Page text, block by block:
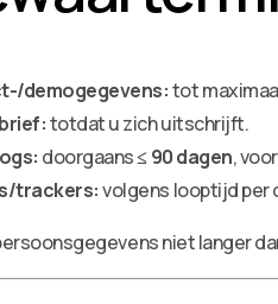
demogegevens:tot
totdat u zich uitschrijft.
doorgaans≤ 90 dagen,
trackers:volgens looptijd per
niet langer